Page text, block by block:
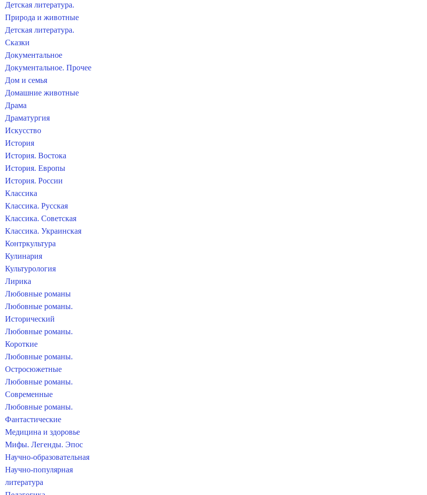
Детская литература.
Природа и животные
Детская литература.
Сказки
Документальное
Документальное. Прочее
Дом и семья
Домашние животные
Драма
Драматургия
Искусство
История
История. Востока
История. Европы
История. России
Классика
Классика. Русская
Классика. Советская
Классика. Украинская
Контркультура
Кулинария
Культурология
Лирика
Любовные романы
Любовные романы.
Исторический
Любовные романы.
Короткие
Любовные романы.
Остросюжетные
Любовные романы.
Современные
Любовные романы.
Фантастические
Медицина и здоровье
Мифы. Легенды. Эпос
Научно-образовательная
Научно-популярная
литература